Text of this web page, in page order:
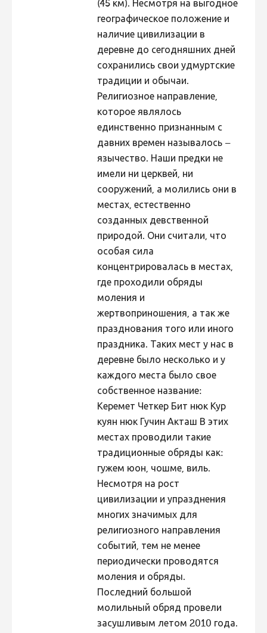
(45 км). Несмотря на выгодное
географическое положение и
наличие цивилизации в
деревне до сегодняшних дней
сохранились свои удмуртские
традиции и обычаи.
Религиозное направление,
которое являлось
единственно признанным с
давних времен называлось –
язычество. Наши предки не
имели ни церквей, ни
сооружений, а молились они в
местах, естественно
созданных девственной
природой. Они считали, что
особая сила
концентрировалась в местах,
где проходили обряды
моления и
жертвоприношения, а так же
празднования того или иного
праздника. Таких мест у нас в
деревне было несколько и у
каждого места было свое
собственное название:
Керемет Четкер Бит нюк Кур
куян нюк Гучин Акташ В этих
местах проводили такие
традиционные обряды как:
гужем юон, чошме, виль.
Несмотря на рост
цивилизации и упразднения
многих значимых для
религиозного направления
событий, тем не менее
периодически проводятся
моления и обряды.
Последний большой
молильный обряд провели
засушливым летом 2010 года.